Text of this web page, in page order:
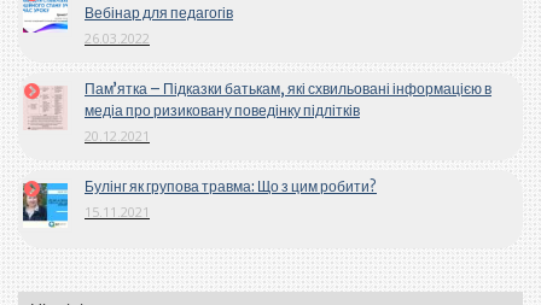
Вебінар для педагогів
26.03.2022
Пам’ятка – Підказки батькам, які схвильовані інформацією в
медіа про ризиковану поведінку підлітків
20.12.2021
Булінг як групова травма: Що з цим робити?
15.11.2021